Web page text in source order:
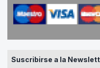
Suscribirse a la